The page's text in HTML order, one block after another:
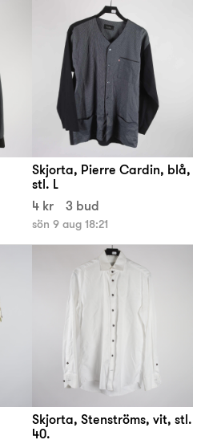
Skjorta, Pierre Cardin, blå,
stl. L
4 kr
3 bud
sön 9 aug 18:21
Skjorta, Stenströms, vit, stl.
40.